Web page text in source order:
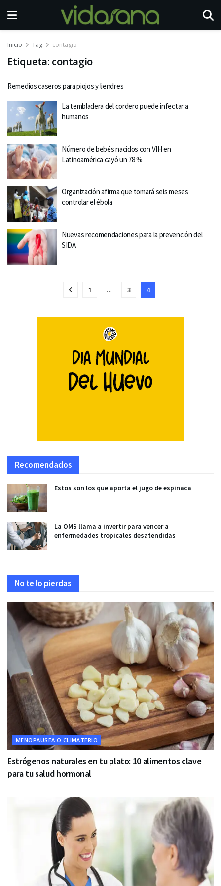
Inicio Tag contagio
Etiqueta: contagio
Remedios caseros para piojos y liendres
La tembladera del cordero puede infectar a
humanos
Número de bebés nacidos con VIH en
Latinoamérica cayó un 78 %
Organización afirma que tomará seis meses
controlar el ébola
Nuevas recomendaciones para la prevención del
SIDA
1 … 3 4
Recomendados
Estos son los que aporta el jugo de espinaca
La OMS llama a invertir para vencer a
enfermedades tropicales desatendidas
No te lo pierdas
MENOPAUSEA O CLIMATERIO
Estrógenos naturales en tu plato: 10 alimentos clave
para tu salud hormonal